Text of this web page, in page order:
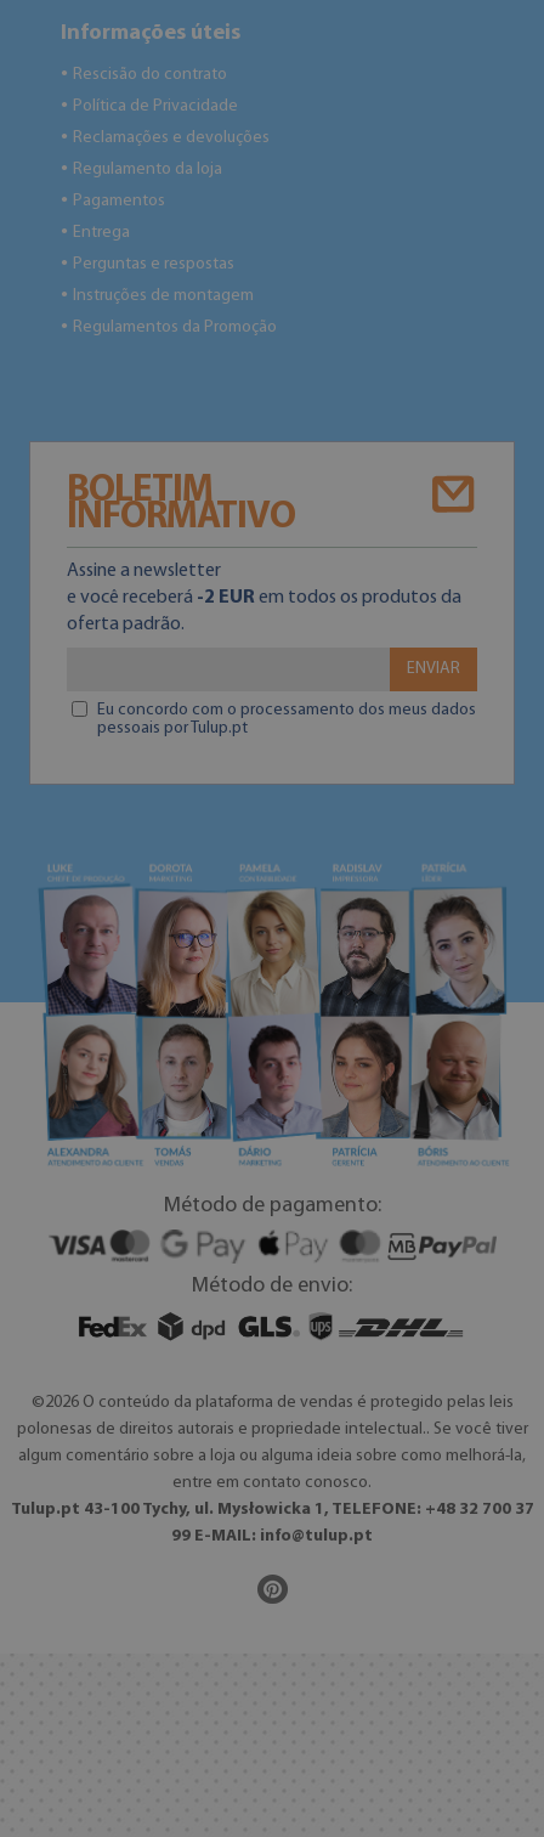
Informações úteis
● Rescisão do contrato
● Política de Privacidade
● Reclamações e devoluções
● Regulamento da loja
● Pagamentos
● Entrega
● Perguntas e respostas
● Instruções de montagem
● Regulamentos da Promoção
BOLETIM
INFORMATIVO
Assine a newsletter
e você receberá -2 EUR em todos os produtos da
oferta padrão.
ENVIAR
Eu concordo com o processamento dos meus dados
pessoais por Tulup.pt
Método de pagamento:
Método de envio:
©2026 O conteúdo da plataforma de vendas é protegido pelas leis
polonesas de direitos autorais e propriedade intelectual.. Se você tiver
algum comentário sobre a loja ou alguma ideia sobre como melhorá-la,
entre em contato conosco.
Tulup.pt 43-100 Tychy, ul. Mysłowicka 1, TELEFONE: +48 32 700 37
99 E-MAIL: info@tulup.pt